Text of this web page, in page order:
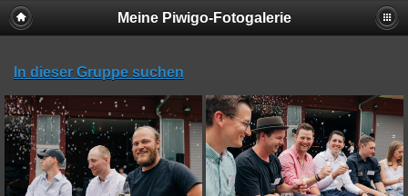
Meine Piwigo-Fotogalerie
In dieser Gruppe suchen